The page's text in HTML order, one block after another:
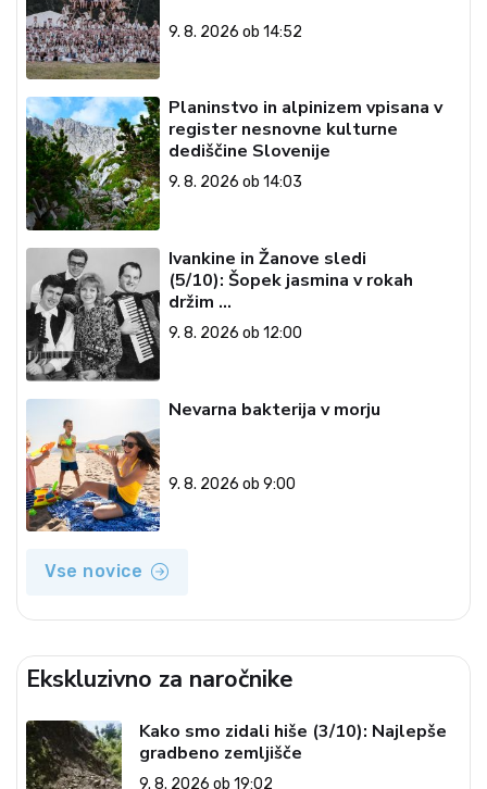
9. 8. 2026 ob 14:52
Planinstvo in alpinizem vpisana v
register nesnovne kulturne
dediščine Slovenije
9. 8. 2026 ob 14:03
Ivankine in Žanove sledi
(5/10): Šopek jasmina v rokah
držim …
9. 8. 2026 ob 12:00
Nevarna bakterija v morju
9. 8. 2026 ob 9:00
Vse novice
Ekskluzivno za naročnike
Kako smo zidali hiše (3/10): Najlepše
gradbeno zemljišče
9. 8. 2026 ob 19:02